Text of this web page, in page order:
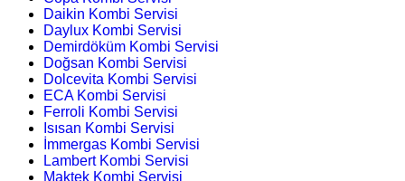
Daikin Kombi Servisi
Daylux Kombi Servisi
Demirdöküm Kombi Servisi
Doğsan Kombi Servisi
Dolcevita Kombi Servisi
ECA Kombi Servisi
Ferroli Kombi Servisi
Isısan Kombi Servisi
İmmergas Kombi Servisi
Lambert Kombi Servisi
Maktek Kombi Servisi